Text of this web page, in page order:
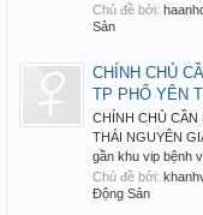
Chủ đề bởi:
Sản
CHÍNH CHỦ
TP PHỔ YÊN
CHÍNH CHỦ CẦN
THÁI NGUYÊN
gần khu vip bệnh
Chủ đề bởi:
Động Sản